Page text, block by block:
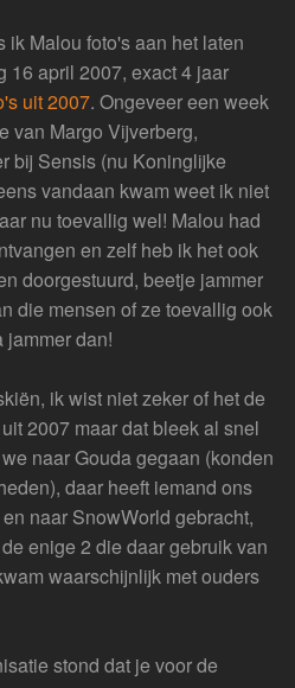
ik Malou foto's aan het laten
16 april 2007, exact 4 jaar
uit 2007. Ongeveer een week
van Margo Vijverberg,
bij Sensis (nu Koninglijke
vandaan kwam weet ik niet
nu toevallig wel! Malou had
en zelf heb ik het ook
doorgestuurd, beetje jammer
die mensen of ze toevallig ook
jammer dan!
ik wist niet zeker of het de
2007 maar dat bleek al snel
naar Gouda gegaan (konden
daar heeft iemand ons
naar SnowWorld gebracht,
enige 2 die daar gebruik van
waarschijnlijk met ouders
stond dat je voor de